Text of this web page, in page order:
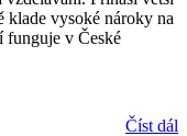
klade vysoké nároky na
funguje v České
Číst dál